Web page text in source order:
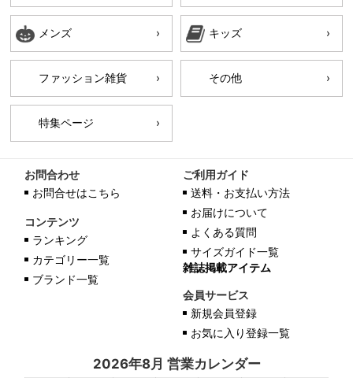
メンズ キッズ
ファッション雑貨 その他
特集ページ
お問合わせ
お問合せはこちら
コンテンツ
ランキング
カテゴリー一覧
ブランド一覧
ご利用ガイド
送料・お支払い方法
お届けについて
よくある質問
サイズガイド一覧
雑誌掲載アイテム
会員サービス
新規会員登録
お気に入り登録一覧
2026年8月 営業カレンダー